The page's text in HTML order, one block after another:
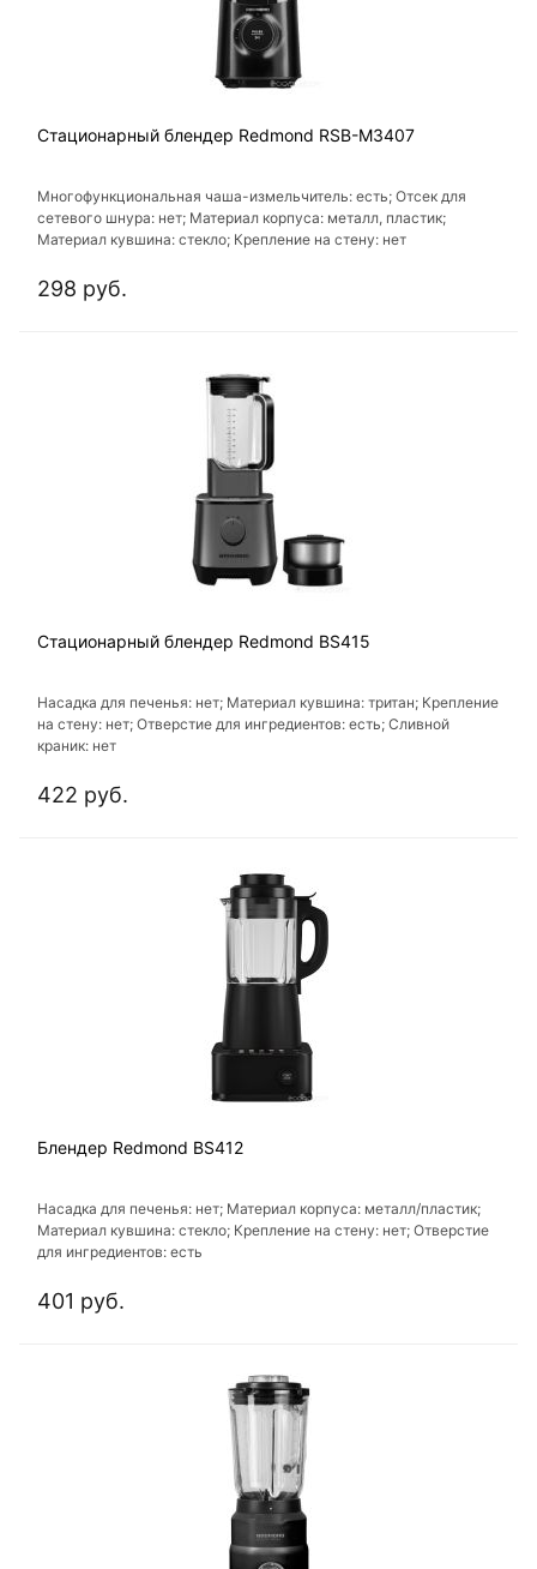
Стационарный блендер Redmond RSB-M3407
Многофункциональная чаша-измельчитель: есть; Отсек для
сетевого шнура: нет; Материал корпуса: металл, пластик;
Материал кувшина: стекло; Крепление на стену: нет
298 руб.
Стационарный блендер Redmond BS415
Насадка для печенья: нет; Материал кувшина: тритан; Крепление
на стену: нет; Отверстие для ингредиентов: есть; Сливной
краник: нет
422 руб.
Блендер Redmond BS412
Насадка для печенья: нет; Материал корпуса: металл/пластик;
Материал кувшина: стекло; Крепление на стену: нет; Отверстие
для ингредиентов: есть
401 руб.